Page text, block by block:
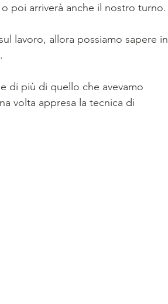
poi arriverà anche il nostro turno.
lavoro, allora possiamo sapere in
di più di quello che avevamo
volta appresa la tecnica di